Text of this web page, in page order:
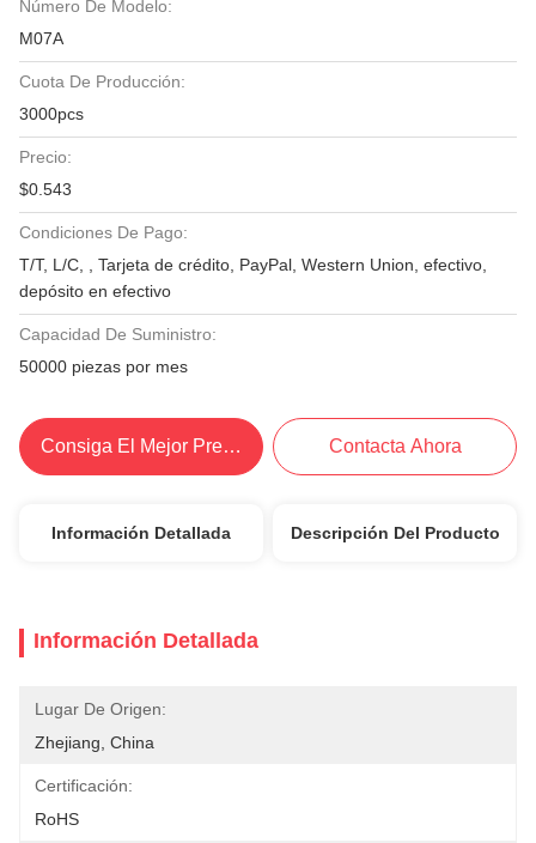
Número De Modelo:
M07A
Cuota De Producción:
3000pcs
Precio:
$0.543
Condiciones De Pago:
T/T, L/C, , Tarjeta de crédito, PayPal, Western Union, efectivo,
depósito en efectivo
Capacidad De Suministro:
50000 piezas por mes
Consiga El Mejor Precio Contacta Ahora
Información Detallada Descripción Del Producto
Información Detallada
Lugar De Origen:
Zhejiang, China
Certificación:
RoHS